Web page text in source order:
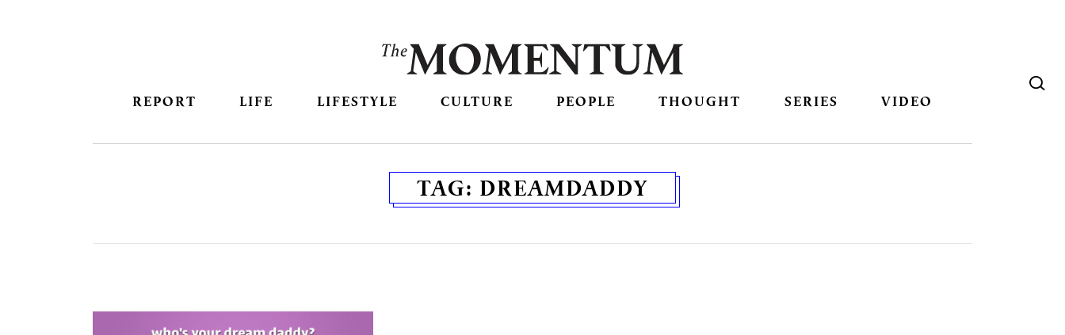
REPORT LIFE LIFESTYLE CULTURE PEOPLE THOUGHT SERIES VIDEO
TAG: DREAMDADDY